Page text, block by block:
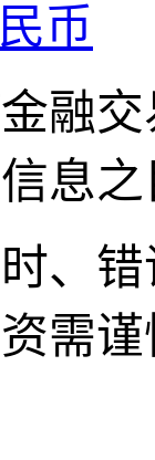
币
融
息
、
需